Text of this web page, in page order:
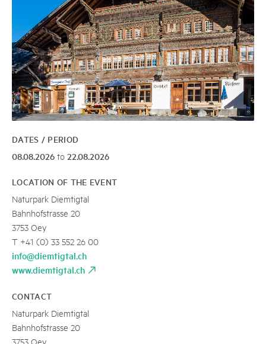
DATES / PERIOD
08.08.2026 to 22.08.2026
LOCATION OF THE EVENT
Naturpark Diemtigtal
Bahnhofstrasse 20
3753 Oey
T +41 (0) 33 552 26 00
info@diemtigtal.ch
www.diemtigtal.ch
CONTACT
Naturpark Diemtigtal
Bahnhofstrasse 20
3753 Oey